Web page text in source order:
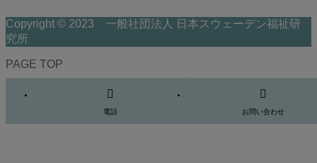
Copyright © 2023 一般社団法人 日本スウェーデン福祉研
究所
PAGE TOP
電話 お問い合わせ